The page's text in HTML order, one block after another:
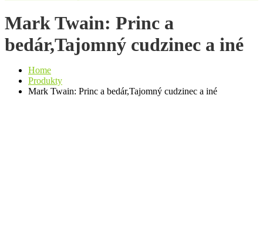
Mark Twain: Princ a
bedár,Tajomný cudzinec a iné
Home
Produkty
Mark Twain: Princ a bedár,Tajomný cudzinec a iné